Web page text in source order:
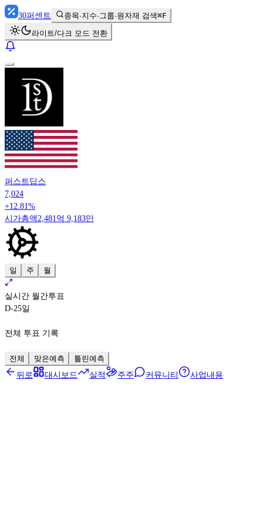
30퍼센트 종목·지수·그룹·원자재 검색⌘F
라이트/다크 모드 전환
퍼스트딥스
7,024
+12.81%
시가총액 2,481억 9,183만
일 주 월
실시간 월간투표
D-25일
전체 투표 기록
전체 맞은예측
틀린예측
뒤로
대시보드 실적 주주 커뮤니티 사업내용